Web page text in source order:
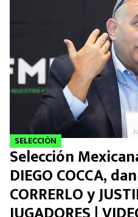
SELECCIÓN
Selección
DIEGO COCCA,
CORRERLO y